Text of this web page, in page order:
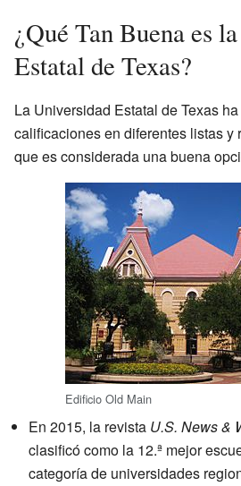
¿Qué Tan Buena es
Estatal de Texas?
La Universidad Estatal de Texas
calificaciones en diferentes listas y
que es considerada una buena
Edificio Old Main
En 2015, la revista U.S. News &
clasificó como la 12.ª mejor
categoría de universidades